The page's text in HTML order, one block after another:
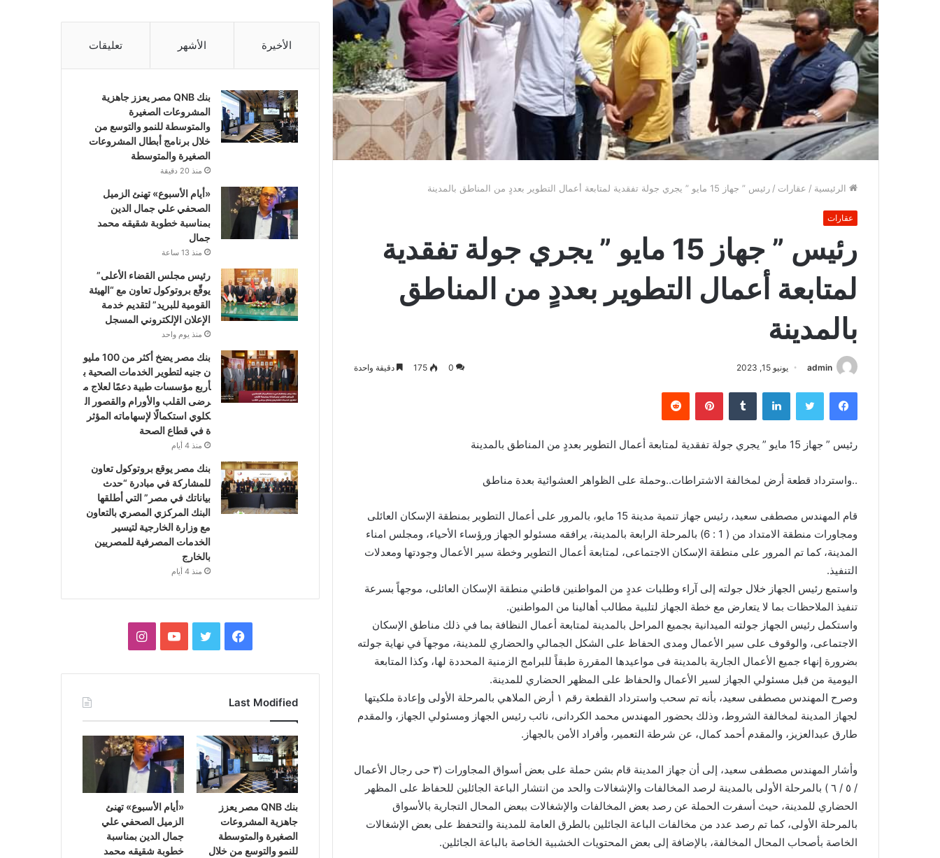
الرئيسية / عقارات / رئيس ” جهاز 15 مايو ” يجري جولة تفقدية لمتابعة أعمال التطوير بعددٍ من المناطق بالمدينة
عقارات
رئيس ” جهاز 15 مايو ” يجري جولة تفقدية
لمتابعة أعمال التطوير بعددٍ من المناطق
بالمدينة
admin يونيو 15, 2023 0
175 دقيقة واحدة
فيسبوك تويتر لينكدإن بينتيريست
رئيس ” جهاز 15 مايو ” يجري جولة تفقدية لمتابعة أعمال التطوير بعددٍ من المناطق بالمدينة
..واسترداد قطعة أرض لمخالفة الاشتراطات..وحملة على الظواهر العشوائية بعدة مناطق
قام المهندس مصطفى سعيد، رئيس جهاز تنمية مدينة 15 مايو، بالمرور على أعمال التطوير بمنطقة الإسكان العائلى
ومجاورات منطقة الامتداد من ( 1 : 6) بالمرحلة الرابعة بالمدينة، يرافقه مسئولو الجهاز ورؤساء الأحياء، ومجلس امناء
المدينة، كما تم المرور على منطقة الإسكان الاجتماعى، لمتابعة أعمال التطوير وخطة سير الأعمال وجودتها ومعدلات
التنفيذ.
واستمع رئيس الجهاز خلال جولته إلى آراء وطلبات عددٍ من المواطنين قاطني منطقة الإسكان العائلى، موجهاً بسرعة
تنفيذ الملاحظات بما لا يتعارض مع خطة الجهاز لتلبية مطالب أهالينا من المواطنين.
واستكمل رئيس الجهاز جولته الميدانية بجميع المراحل بالمدينة لمتابعة أعمال النظافة بما في ذلك مناطق الإسكان
الاجتماعى، والوقوف على سير الأعمال ومدى الحفاظ على الشكل الجمالي والحضاري للمدينة، موجهاَ في نهاية جولته
بضرورة إنهاء جميع الأعمال الجارية بالمدينة فى مواعيدها المقررة طبقاً للبرامج الزمنية المحددة لها، وكذا المتابعة
اليومية من قبل مسئولي الجهاز لسير الأعمال والحفاظ على المظهر الحضاري للمدينة.
وصرح المهندس مصطفى سعيد، بأنه تم سحب واسترداد القطعة رقم ١ أرض الملاهي بالمرحلة الأولى وإعادة ملكيتها
لجهاز المدينة لمخالفة الشروط، وذلك بحضور المهندس محمد الكردانى، نائب رئيس الجهاز ومسئولي الجهاز، والمقدم
طارق عبدالعزيز، والمقدم أحمد كمال، عن شرطة التعمير، وأفراد الأمن بالجهاز.
وأشار المهندس مصطفى سعيد، إلى أن جهاز المدينة قام بشن حملة على بعض أسواق المجاورات (٣ حى رجال الأعمال
/ ٥ / ٦ ) بالمرحلة الأولى بالمدينة لرصد المخالفات والإشغالات والحد من انتشار الباعة الجائلين للحفاظ على المظهر
الحضاري للمدينة، حيث أسفرت الحملة عن رصد بعض المخالفات والإشغالات ببعض المحال التجارية بالأسواق
بالمرحلة الأولى، كما تم رصد عدد من مخالفات الباعة الجائلين بالطرق العامة للمدينة والتحفظ على بعض الإشغالات
الخاصة بأصحاب المحال المخالفة، بالإضافة إلى بعض المحتويات الخشبية الخاصة بالباعة الجائلين.
الأخيرة الأشهر تعليقات
بنك QNB مصر يعزز جاهزية
المشروعات الصغيرة
والمتوسطة للنمو والتوسع من
خلال برنامج أبطال المشروعات
الصغيرة والمتوسطة
منذ 20 دقيقة
«أيام الأسبوع» تهنئ الزميل
الصحفي علي جمال الدين
بمناسبة خطوبة شقيقه محمد
جمال
منذ 13 ساعة
رئيس مجلس القضاء الأعلى”
يوقّع بروتوكول تعاون مع “الهيئة
القومية للبريد” لتقديم خدمة
الإعلان الإلكتروني المسجل
منذ يوم واحد
بنك مصر يضخ أكثر من 100 مليو
ن جنيه لتطوير الخدمات الصحية ب
أربع مؤسسات طبية دعمًا لعلاج م
رضى القلب والأورام والقصور ال
كلوي استكمالًا لإسهاماته المؤثر
ة في قطاع الصحة
منذ 4 أيام
بنك مصر يوقع بروتوكول تعاون
للمشاركة في مبادرة “حدث
بياناتك في مصر” التي أطلقها
البنك المركزي المصري بالتعاون
مع وزارة الخارجية لتيسير
الخدمات المصرفية للمصريين
بالخارج
منذ 4 أيام
فيسبوكتويتر يوتيوبانستقرام
Last Modified
بنك QNB مصر يعزز
جاهزية المشروعات
الصغيرة والمتوسطة
للنمو والتوسع من خلال
«أيام الأسبوع» تهنئ
الزميل الصحفي علي
جمال الدين بمناسبة
خطوبة شقيقه محمد